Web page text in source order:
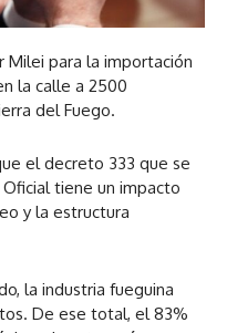
Milei para la importación
la calle a 2500
del Fuego.
el decreto 333 que se
tiene un impacto
y la estructura
la industria fueguina
De ese total, el 83%